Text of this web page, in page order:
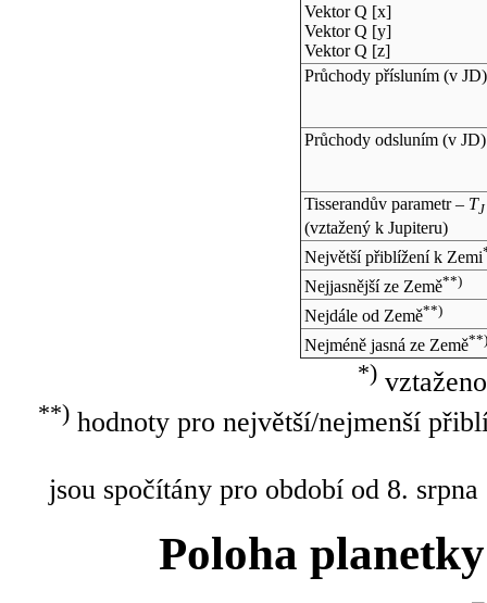
Vektor Q [x]
Vektor Q [y]
Vektor Q [z]
Průchody přísluním (v JD)
Průchody odsluním (v JD)
Tisserandův parametr – TJ
(vztažený k Jupiteru)
Největší přiblížení k Zemi
Nejjasnější ze Země**)
Nejdále od Země**)
Nejméně jasná ze Země**)
*)
**)hodnoty pro největší/nejmenší
jsou spočítány pro období od 8.
Poloha